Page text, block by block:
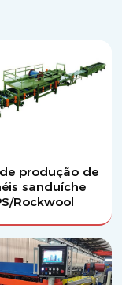
produção de
sanduíche
Rockwool